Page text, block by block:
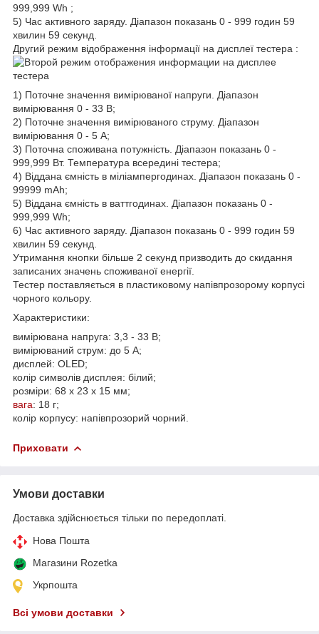
999,999 Wh ;
5) Час активного заряду. Діапазон показань 0 - 999 годин 59
хвилин 59 секунд.
Другий режим відображення інформації на дисплеї тестера :
1) Поточне значення вимірюваної напруги. Діапазон
вимірювання 0 - 33 В;
2) Поточне значення вимірюваного струму. Діапазон
вимірювання 0 - 5 А;
3) Поточна споживана потужність. Діапазон показань 0 -
999,999 Вт. Температура всередині тестера;
4) Віддана ємність в міліампергодинах. Діапазон показань 0 -
99999 mAh;
5) Віддана ємність в ваттгодинах. Діапазон показань 0 -
999,999 Wh;
6) Час активного заряду. Діапазон показань 0 - 999 годин 59
хвилин 59 секунд.
Утримання кнопки більше 2 секунд призводить до скидання
записаних значень споживаної енергії.
Тестер поставляється в пластиковому напівпрозорому корпусі
чорного кольору.
Характеристики:
вимірювана напруга: 3,3 - 33 В;
вимірюваний струм: до 5 А;
дисплей: OLED;
колір символів дисплея: білий;
розміри: 68 х 23 х 15 мм;
вага: 18 г;
колір корпусу: напівпрозорий чорний.
Приховати
Умови доставки
Доставка здійснюється тільки по передоплаті.
Нова Пошта
Магазини Rozetka
Укрпошта
Всі умови доставки